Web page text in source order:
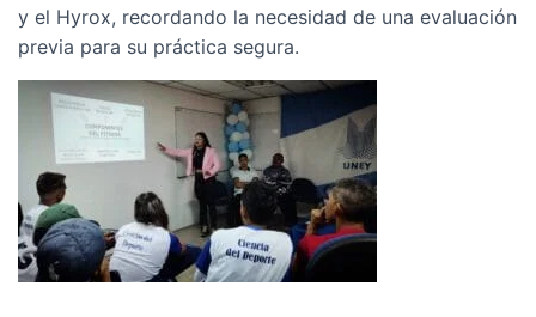
y el Hyrox, recordando la necesidad de una evaluación
previa para su práctica segura.